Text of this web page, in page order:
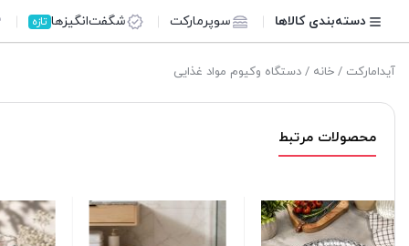
دسته‌بندی کالاها سوپرمارکت شگفت‌انگیزها تازه
آیدامارکت / خانه / دستگاه وکیوم مواد غذایی
محصولات مرتبط